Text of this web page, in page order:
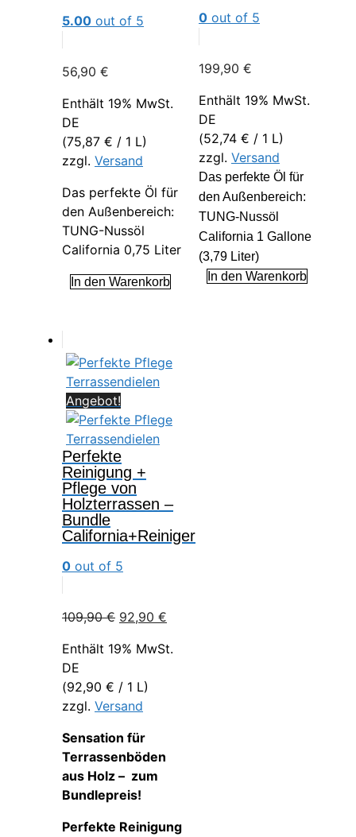
5.00 out of 5
56,90 €
Enthält 19% MwSt.
DE
(75,87 € / 1 L)
zzgl. Versand
Das perfekte Öl für
den Außenbereich:
TUNG-Nussöl
California 0,75 Liter
In den Warenkorb
0out of 5
199,90 €
Enthält 19% MwSt.
DE
(52,74 € / 1 L)
zzgl. Versand
Das perfekte Öl für
den Außenbereich:
TUNG-Nussöl
California 1 Gallone
(3,79 Liter)
In den Warenkorb
Angebot!
Perfekte
Reinigung +
Pflege von
Holzterrassen –
Bundle
California+Reiniger
0 out of 5
109,90€ Ursprünglicher
war:
92,90 €
ist:
Enthält 19% MwSt.
DE
(92,90 € / 1 L)
zzgl. Versand
Sensation für
Terrassenböden
aus Holz – zum
Bundlepreis!
Perfekte Reinigung